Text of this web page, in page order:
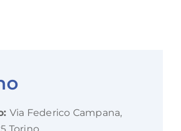
Via Federico Campana,